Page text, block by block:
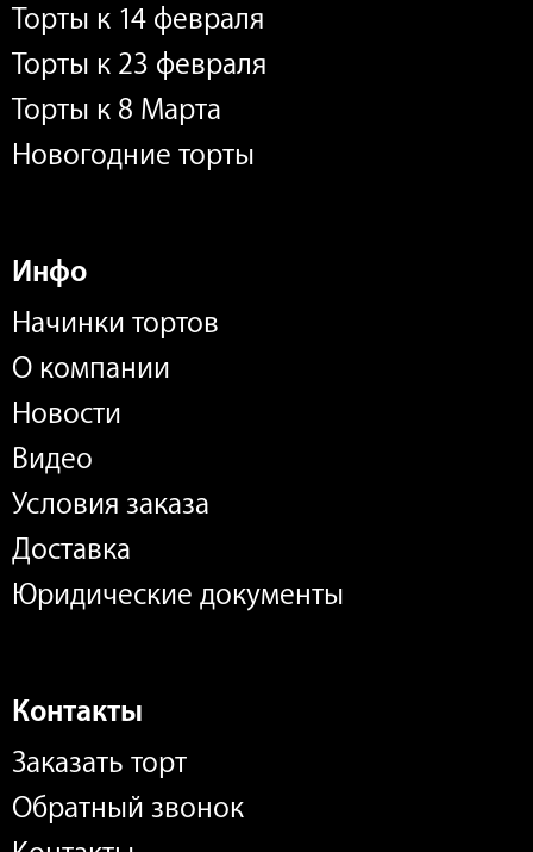
Торты к 14 февраля
Торты к 23 февраля
Торты к 8 Марта
Новогодние торты
Инфо
Начинки тортов
О компании
Новости
Видео
Условия заказа
Доставка
Юридические документы
Контакты
Заказать торт
Обратный звонок